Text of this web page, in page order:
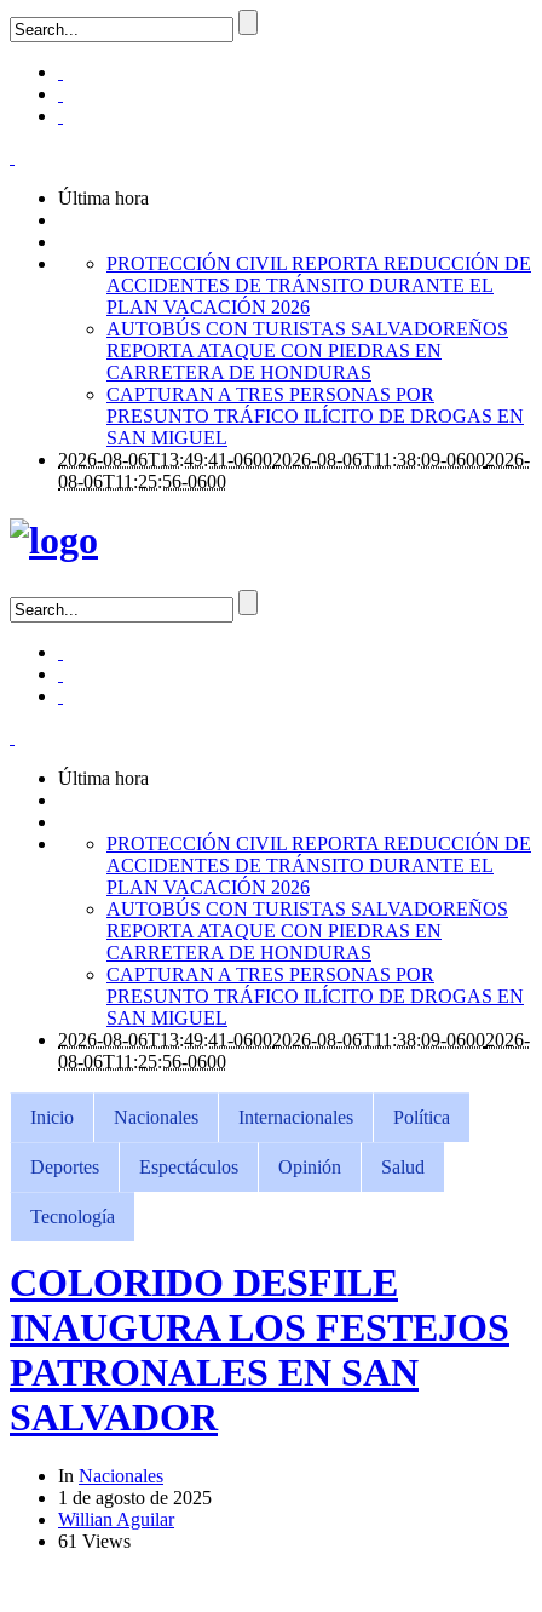
Última hora
PROTECCIÓN CIVIL REPORTA REDUCCIÓN DE
ACCIDENTES DE TRÁNSITO DURANTE EL
PLAN VACACIÓN 2026
AUTOBÚS CON TURISTAS SALVADOREÑOS
REPORTA ATAQUE CON PIEDRAS EN
CARRETERA DE HONDURAS
CAPTURAN A TRES PERSONAS POR
PRESUNTO TRÁFICO ILÍCITO DE DROGAS EN
SAN MIGUEL
2026-08-06T13:49:41-06002026-08-06T11:38:09-06002026-
08-06T11:25:56-0600
Última hora
PROTECCIÓN CIVIL REPORTA REDUCCIÓN DE
ACCIDENTES DE TRÁNSITO DURANTE EL
PLAN VACACIÓN 2026
AUTOBÚS CON TURISTAS SALVADOREÑOS
REPORTA ATAQUE CON PIEDRAS EN
CARRETERA DE HONDURAS
CAPTURAN A TRES PERSONAS POR
PRESUNTO TRÁFICO ILÍCITO DE DROGAS EN
SAN MIGUEL
2026-08-06T13:49:41-06002026-08-06T11:38:09-06002026-
08-06T11:25:56-0600
Inicio Nacionales Internacionales Política
Deportes Espectáculos Opinión Salud
Tecnología
COLORIDO DESFILE
INAUGURA LOS FESTEJOS
PATRONALES EN SAN
SALVADOR
In Nacionales
1 de agosto de 2025
Willian Aguilar
61 Views